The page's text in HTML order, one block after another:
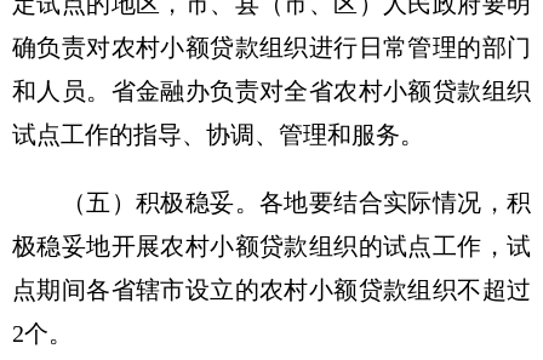
确负责对农村小额贷款组织进行日常管理的部门
和人员。省金融办负责对全省农村小额贷款组织
试点工作的指导、协调、管理和服务。
（五）积极稳妥。各地要结合实际情况，积
极稳妥地开展农村小额贷款组织的试点工作，试
点期间各省辖市设立的农村小额贷款组织不超过
2个。